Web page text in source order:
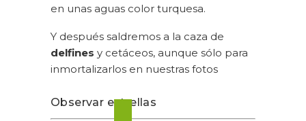
en unas aguas color turquesa.
Y después saldremos a la caza de
delfines y cetáceos, aunque sólo para
inmortalizarlos en nuestras fotos
Observar estrellas